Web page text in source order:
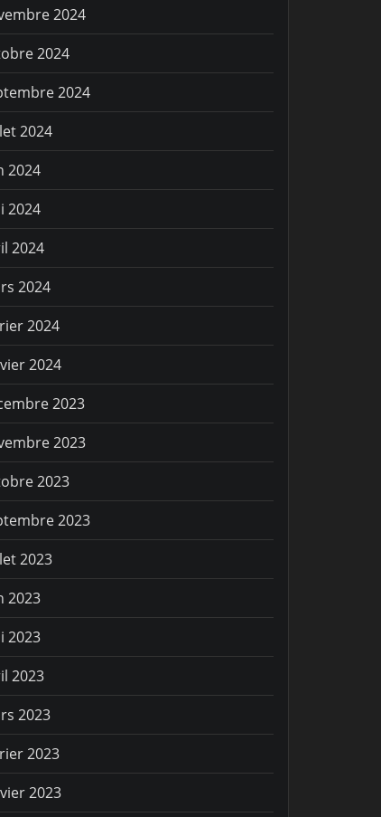
2024
2024
2024
2024
2024
2024
2024
2024
2024
2024
2023
2023
2023
2023
2023
2023
2023
2023
2023
2023
2023